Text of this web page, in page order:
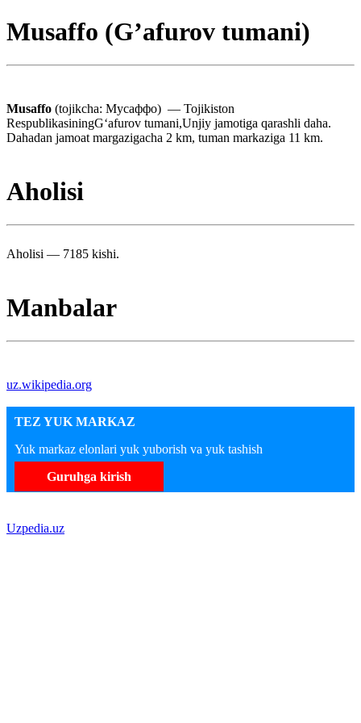
Musaffo (G’afurov tumani)
Musaffo (tojikcha: Мусаффо) — Tojikiston
RespublikasiningGʻafurov tumani,Unjiy jamotiga qarashli daha.
Dahadan jamoat margazigacha 2 km, tuman markaziga 11 km.
Aholisi
Aholisi — 7185 kishi.
Manbalar
uz.wikipedia.org
TEZ YUK MARKAZ
Yuk markaz elonlari yuk yuborish va yuk tashish
Guruhga kirish
Uzpedia.uz